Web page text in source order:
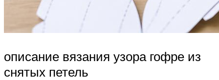
описание вязания узора гофре из
снятых петель